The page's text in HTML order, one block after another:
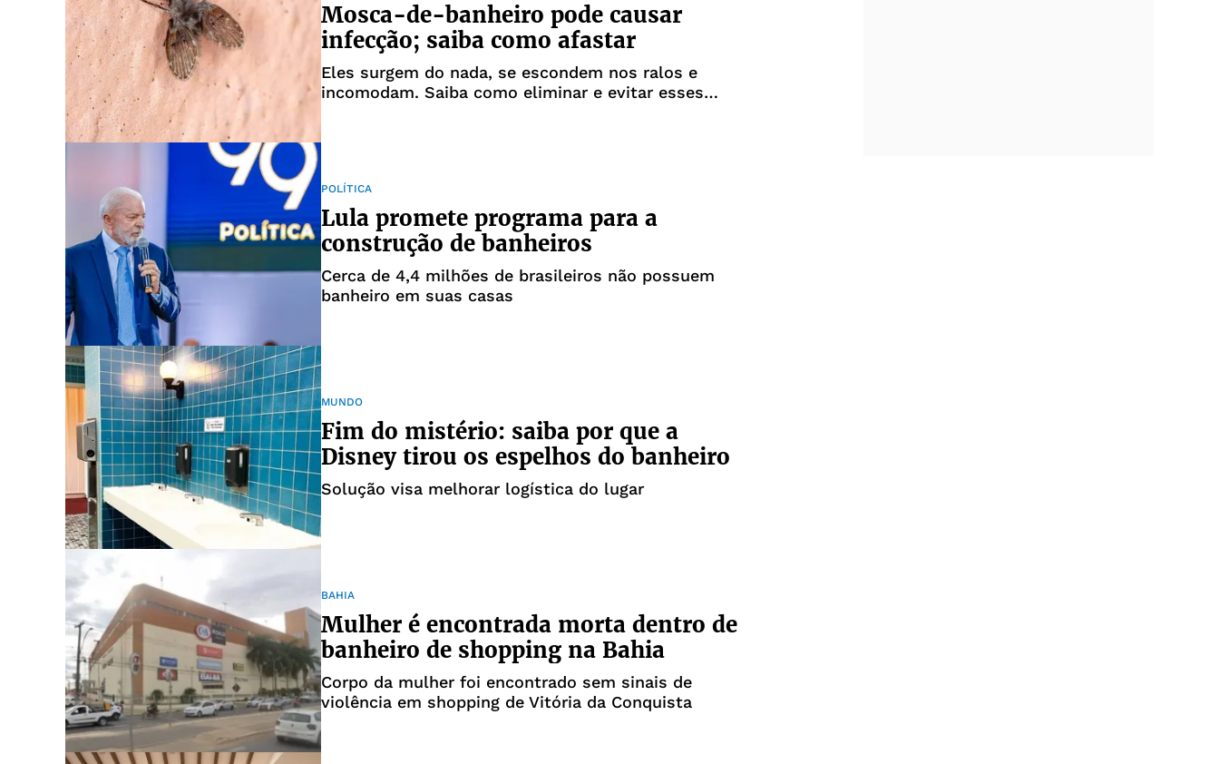
Mosca-de-banheiro pode causar
infecção; saiba como afastar
Eles surgem do nada, se escondem nos ralos e
incomodam. Saiba como eliminar e evitar esses
POLÍTICA
Lula promete programa para a
construção de banheiros
Cerca de 4,4 milhões de brasileiros não possuem
banheiro em suas casas
MUNDO
Fim do mistério: saiba por que a
Disney tirou os espelhos do banheiro
Solução visa melhorar logística do lugar
BAHIA
Mulher é encontrada morta dentro de
banheiro de shopping na Bahia
Corpo da mulher foi encontrado sem sinais de
violência em shopping de Vitória da Conquista